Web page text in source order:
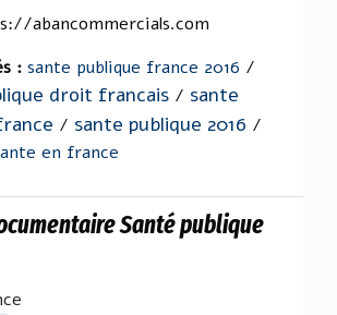
abancommercials.com
: sante publique france 2016 /
droit francais / sante
/ sante publique 2016 /
en france
Santé publique